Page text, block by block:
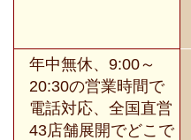
年中無休、9:00～
20:30の営業時間で
電話対応、全国直営
43店舗展開でどこで